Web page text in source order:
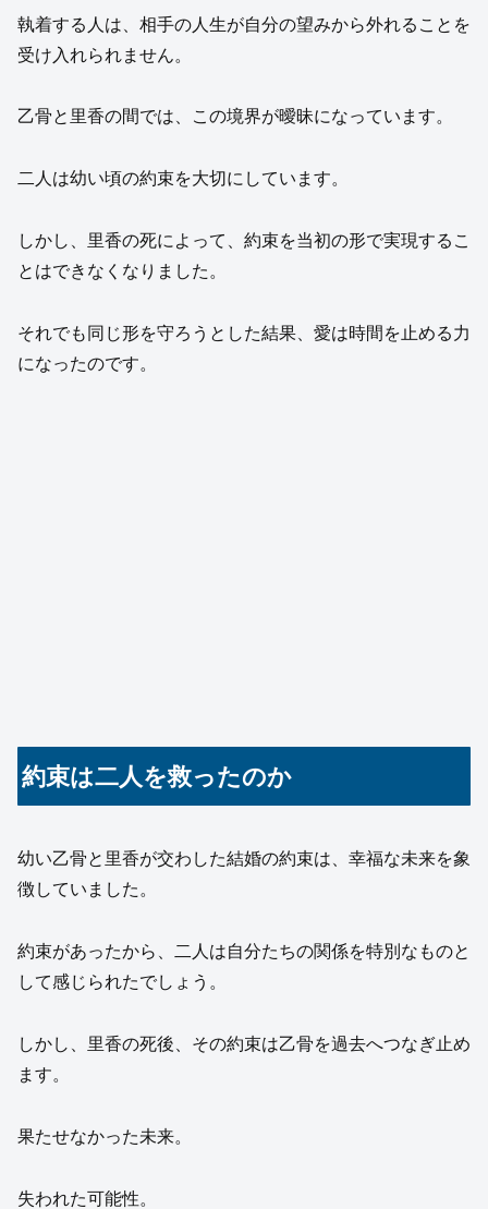
執着する人は、相手の人生が自分の望みから外れることを
受け入れられません。
乙骨と里香の間では、この境界が曖昧になっています。
二人は幼い頃の約束を大切にしています。
しかし、里香の死によって、約束を当初の形で実現するこ
とはできなくなりました。
それでも同じ形を守ろうとした結果、愛は時間を止める力
になったのです。
約束は二人を救ったのか
幼い乙骨と里香が交わした結婚の約束は、幸福な未来を象
徴していました。
約束があったから、二人は自分たちの関係を特別なものと
して感じられたでしょう。
しかし、里香の死後、その約束は乙骨を過去へつなぎ止め
ます。
果たせなかった未来。
失われた可能性。